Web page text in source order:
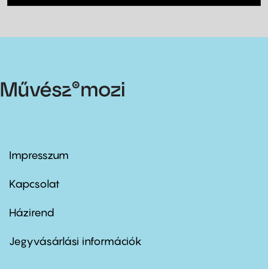
Footer
first
Impresszum
Kapcsolat
Footer
second
Házirend
Jegyvásárlási információk